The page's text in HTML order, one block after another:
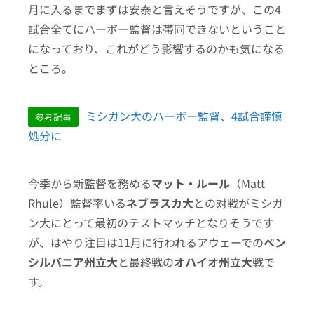
月に入るまでまずは安泰と言えそうですが、この4
試合全てにハーボー監督は帯同できないということ
になっており、これがどう影響するのかも気になる
ところ。
参考記事
ミシガン大のハーボー監督、4試合謹慎
処分に
今季から新監督を務めるマット・ルール （Matt
Rhule）監督率いるネブラスカ大との対戦がミシガ
ン大にとって最初のテストマッチとなりそうです
が、はやり注目は11月に行われるアウェーでのペン
シルバニア州立大と最終戦のオハイオ州立大戦で
す。